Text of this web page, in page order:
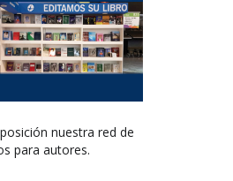
nuestra red de
para autores.